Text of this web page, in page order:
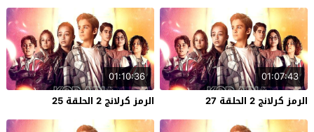
01:07:43
الرمز كرلانج 2 الحلقة 27
01:10:36
الرمز كرلانج 2 الحلقة 25